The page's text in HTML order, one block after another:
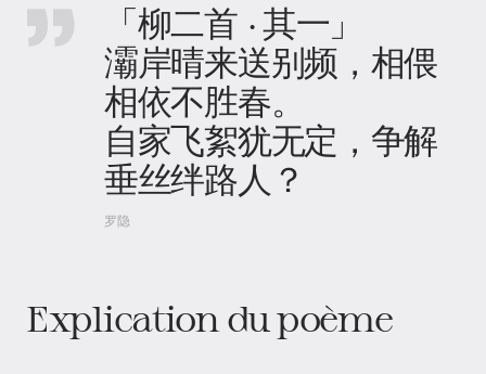
「柳二首 · 其一」
灞岸晴来送别频，相偎
相依不胜春。
自家飞絮犹无定，争解
垂丝绊路人？
罗隐
Explication du poème